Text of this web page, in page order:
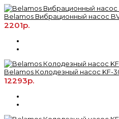
Belamos Вибрационный насос
2201р.
Belamos Колодезный насос
12293р.